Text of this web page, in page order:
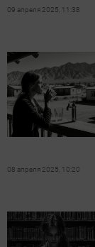
09 апреля 2025, 11:38
08 апреля 2025, 10:20